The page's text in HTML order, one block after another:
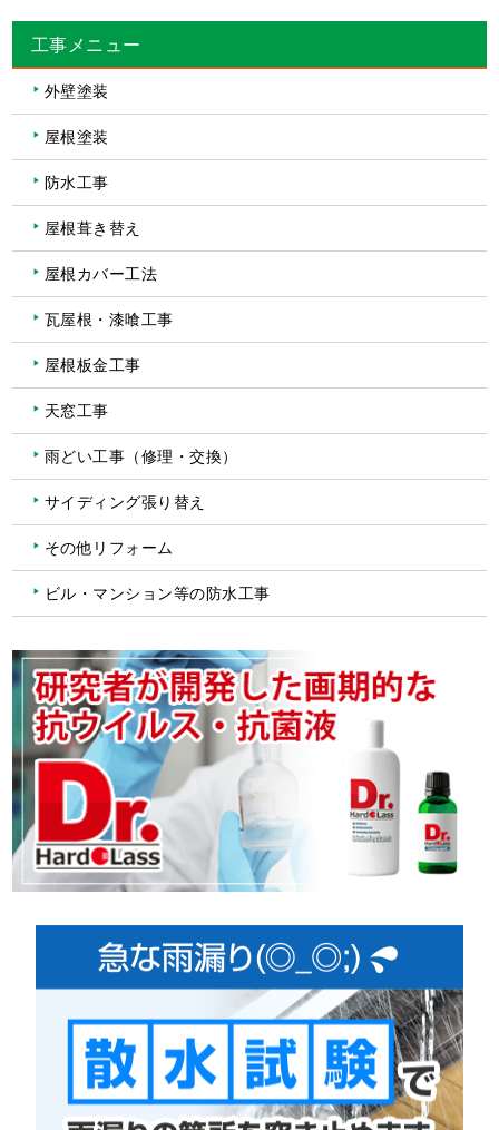
工事メニュー
外壁塗装
屋根塗装
防水工事
屋根葺き替え
屋根カバー工法
瓦屋根・漆喰工事
屋根板金工事
天窓工事
雨どい工事（修理・交換）
サイディング張り替え
その他リフォーム
ビル・マンション等の防水工事